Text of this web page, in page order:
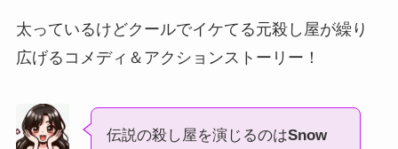
太っているけどクールでイケてる元殺し屋が繰り
広げるコメディ＆アクションストーリー！
伝説の殺し屋を演じるのはSnow